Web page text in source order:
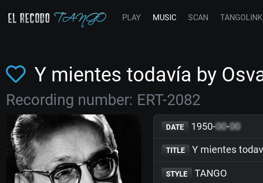
PLAY MUSIC SCAN TANGOLINK
Y mientes todavía by
Recording number: ERT-2082
DATE 1950-00-00
TITLE Y mientes
STYLE TANGO